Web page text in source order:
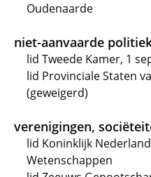
Oudenaarde
niet-aanvaarde
lid Tweede Kamer, 1
lid Provinciale Staten
(geweigerd)
verenigingen,
lid Koninklijk
Wetenschappen